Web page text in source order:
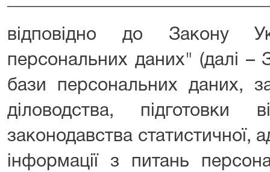
відповідно до Закону
персональних даних" (далі –
бази персональних даних,
діловодства, підготовки
законодавства статистичної,
інформації з питань